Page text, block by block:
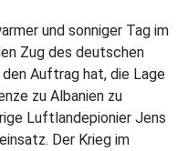
und sonniger Tag im
Zug des deutschen
Auftrag hat, die Lage
zu Albanien zu
Luftlandepionier Jens
Der Krieg im